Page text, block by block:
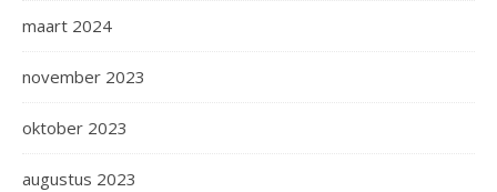
maart 2024
november 2023
oktober 2023
augustus 2023